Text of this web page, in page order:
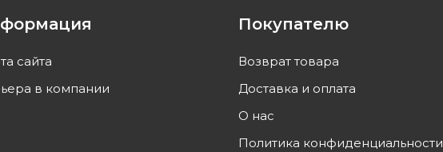
сайта
в компании
Покупателю
Возврат товара
Доставка и оплата
О нас
Политика конфиденциальности